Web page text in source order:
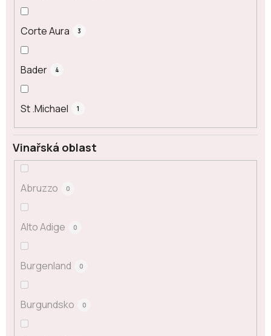
Corte Aura 3
Bader 4
St .Michael 1
Vinařská oblast
Abruzzo 0
Alto Adige 0
Burgenland 0
Burgundsko 0